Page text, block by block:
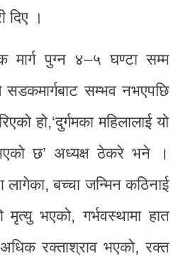
दिए ।
मार्ग पुग्न ४–५ घण्टा सम्म
सम्भव नभएपछि
हो,‘दुर्गमका महिलालाई यो
छ’ अध्यक्ष ठेकरे भने ।
लागेका, बच्चा जन्मिन कठिनाई
मृत्यु भएको, गर्भवस्थामा हात
रक्ताश्राव भएको, रक्त